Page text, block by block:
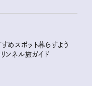
めスポット暮らすよう
ンネル旅ガイド